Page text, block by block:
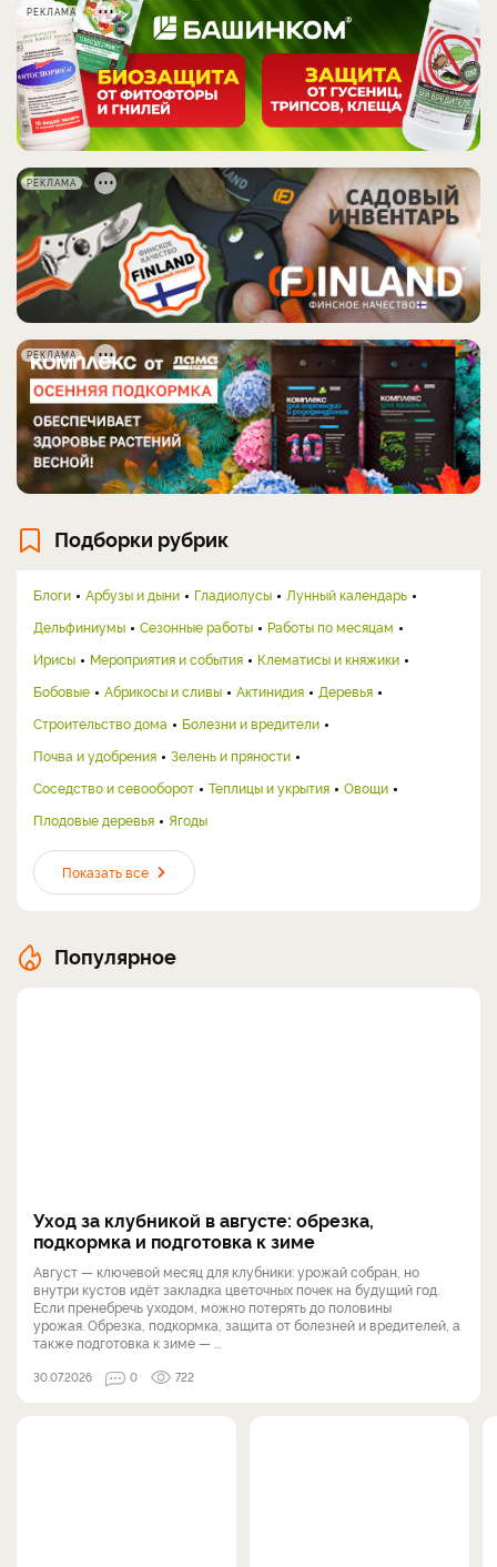
РЕКЛАМА
РЕКЛАМА
РЕКЛАМА
Подборки рубрик
Блоги Арбузы и дыни Гладиолусы
Лунный календарь
Дельфиниумы
Сезонные работы
Работы по месяцам
Ирисы
Мероприятия и события
Клематисы и княжики
Бобовые
Абрикосы и сливы Актинидия
Деревья
Строительство дома
Болезни и вредители
Почва и удобрения
Зелень и пряности
Соседство и севооборот
Теплицы и укрытия
Овощи
Плодовые деревья
Ягоды
Показать все
Популярное
Уход за клубникой в августе: обрезка,
подкормка и подготовка к зиме
Август — ключевой месяц для клубники: урожай собран, но
внутри кустов идёт закладка цветочных почек на будущий год.
Если пренебречь уходом, можно потерять до половины
урожая. Обрезка, подкормка, защита от болезней и вредителей, а
также подготовка к зиме — ...
30.07.2026 0 722